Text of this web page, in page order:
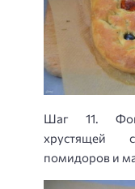
Шаг 11.
хрустящей
помидоров и